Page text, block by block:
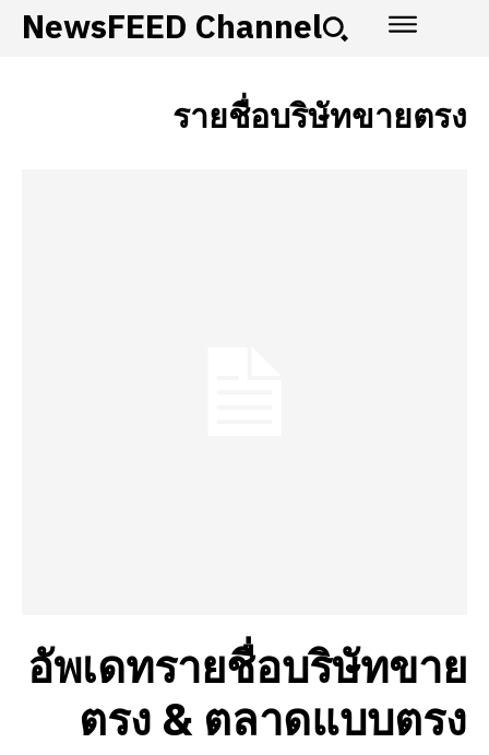
NewsFEED Channel
รายชื่อบริษัทขายตรง
อัพเดทรายชื่อบริษัทขาย
ตรง & ตลาดแบบตรง